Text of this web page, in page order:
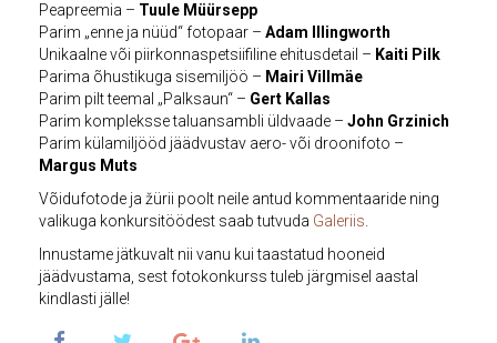
Peapreemia – Tuule Müürsepp
Parim „enne ja nüüd“ fotopaar – Adam Illingworth
Unikaalne või piirkonnaspetsiifiline ehitusdetail – Kaiti Pilk
Parima õhustikuga sisemiljöö – Mairi Villmäe
Parim pilt teemal „Palksaun“ – Gert Kallas
Parim kompleksse taluansambli üldvaade – John Grzinich
Parim külamiljööd jäädvustav aero- või droonifoto –
Margus Muts
Võidufotode ja žürii poolt neile antud kommentaaride ning
valikuga konkursitöödest saab tutvuda Galeriis.
Innustame jätkuvalt nii vanu kui taastatud hooneid
jäädvustama, sest fotokonkurss tuleb järgmisel aastal
kindlasti jälle!